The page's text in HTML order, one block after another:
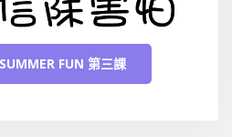
FUN 第三課